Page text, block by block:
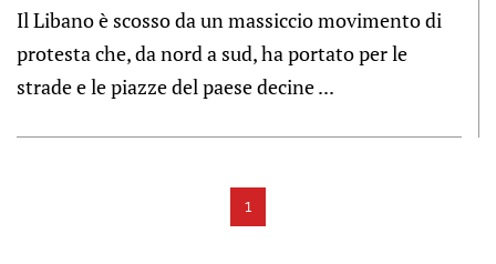
Il Libano è scosso da un massiccio movimento di
protesta che, da nord a sud, ha portato per le
strade e le piazze del paese decine ...
1